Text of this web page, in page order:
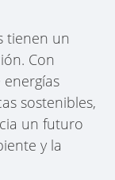
tienen un
Con
energías
sostenibles,
un futuro
y la